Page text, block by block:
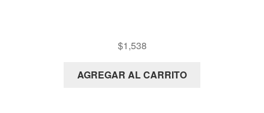
$1,538
AGREGAR AL CARRITO